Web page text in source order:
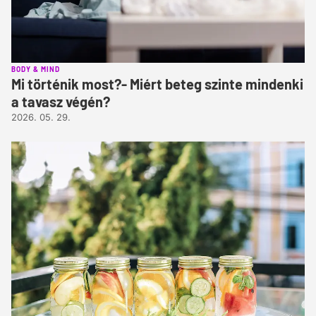
BODY & MIND
Mi történik most?- Miért beteg szinte mindenki
a tavasz végén?
2026. 05. 29.